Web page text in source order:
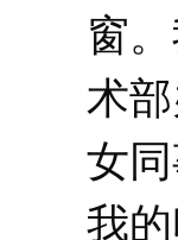
窗
术
女
我